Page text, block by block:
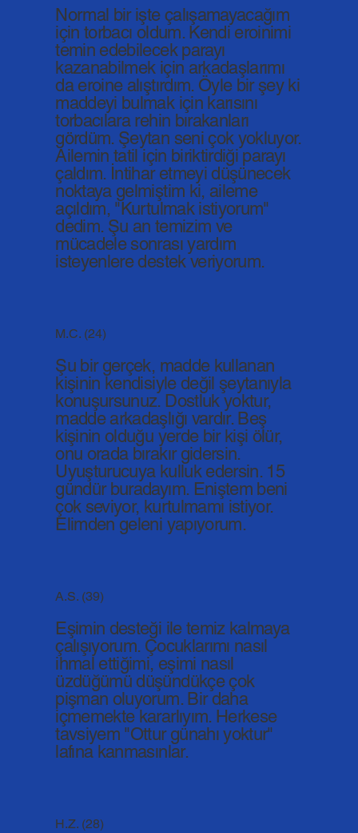
Normal bir işte çalışamayacağım
için torbacı oldum. Kendi eroinimi
temin edebilecek parayı
kazanabilmek için arkadaşlarımı
da eroine alıştırdım. Öyle bir şey ki
maddeyi bulmak için karısını
torbacılara rehin bırakanları
gördüm. Şeytan seni çok yokluyor.
Ailemin tatil için biriktirdiği parayı
çaldım. İntihar etmeyi düşünecek
noktaya gelmiştim ki, aileme
açıldım, "Kurtulmak istiyorum"
dedim. Şu an temizim ve
mücadele sonrası yardım
isteyenlere destek veriyorum.
Şu bir gerçek, madde kullanan
kişinin kendisiyle değil şeytanıyla
konuşursunuz. Dostluk yoktur,
madde arkadaşlığı vardır. Beş
kişinin olduğu yerde bir kişi ölür,
onu orada bırakır gidersin.
Uyuşturucuya kulluk edersin. 15
gündür buradayım. Eniştem beni
çok seviyor, kurtulmamı istiyor.
Elimden geleni yapıyorum.
M.C. (24)
Eşimin desteği ile temiz kalmaya
çalışıyorum. Çocuklarımı nasıl
ihmal ettiğimi, eşimi nasıl
üzdüğümü düşündükçe çok
pişman oluyorum. Bir daha
içmemekte kararlıyım. Herkese
tavsiyem "Ottur günahı yoktur"
lafına kanmasınlar.
A.S. (39)
H.Z. (28)